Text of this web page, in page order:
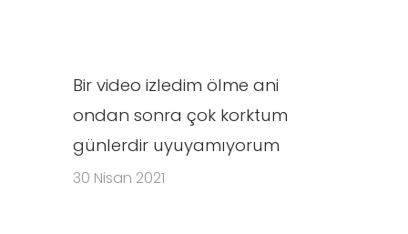
Bir video izledim ölme ani
ondan sonra çok korktum
günlerdir uyuyamıyorum
30 Nisan 2021